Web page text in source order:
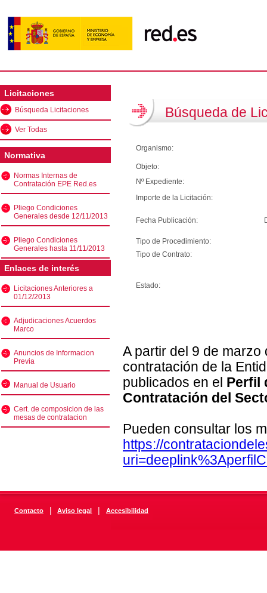
Licitaciones
Búsqueda Licitaciones
Ver Todas
Normativa
Normas Internas de
Contratación EPE Red.es
Pliego Condiciones
Generales desde 12/11/2013
Pliego Condiciones
Generales hasta 11/11/2013
Enlaces de interés
Licitaciones Anteriores a
01/12/2013
Adjudicaciones Acuerdos
Marco
Anuncios de Informacion
Previa
Manual de Usuario
Cert. de composicion de las
mesas de contratacion
Búsqueda de
Organismo:
Objeto:
Nº Expediente:
Importe de la Licitación:
Fecha Publicación:
Tipo de Procedimiento:
Tipo de Contrato:
Estado:
A partir del 9 de
contratación de la
publicados en el Perfil
Contratación del
Pueden consultar los
https://
Contacto | Aviso legal | Accesibilidad